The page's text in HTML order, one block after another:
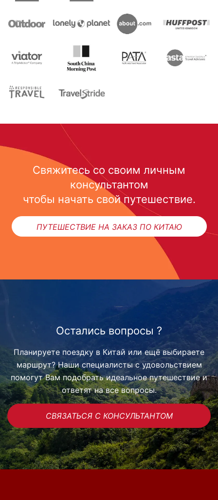
Свяжитесь со своим личным
консультантом
чтобы начать свой путешествие.
ПУТЕШЕСТВИЕ НА ЗАКАЗ ПО КИТАЮ
Остались вопросы ?
Планируете поездку в Китай или ещё выбираете
маршрут? Наши специалисты с удовольствием
помогут Вам подобрать идеальное путешествие и
ответят на все вопросы.
СВЯЗАТЬСЯ С КОНСУЛЬТАНТОМ